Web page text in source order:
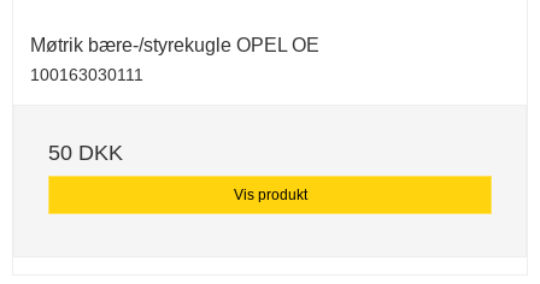
Møtrik bære-/styrekugle OPEL OE
100163030111
50 DKK
Vis produkt